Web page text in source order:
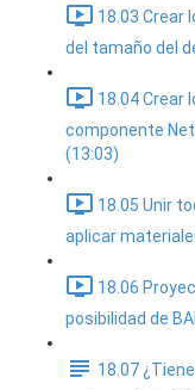
18.03 Crear
del tamaño del
18.04 Crear
componente
(13:03)
18.05 Unir
aplicar
18.06
posibilidad de
18.07